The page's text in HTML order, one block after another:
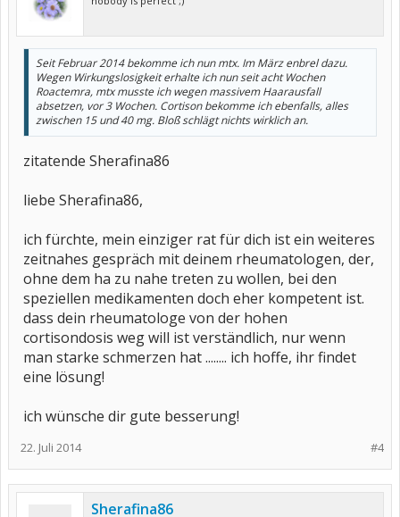
Seit Februar 2014 bekomme ich nun mtx. Im März enbrel dazu.
Wegen Wirkungslosigkeit erhalte ich nun seit acht Wochen
Roactemra, mtx musste ich wegen massivem Haarausfall
absetzen, vor 3 Wochen. Cortison bekomme ich ebenfalls, alles
zwischen 15 und 40 mg. Bloß schlägt nichts wirklich an.
zitatende Sherafina86
liebe Sherafina86,
ich fürchte, mein einziger rat für dich ist ein weiteres
zeitnahes gespräch mit deinem rheumatologen, der,
ohne dem ha zu nahe treten zu wollen, bei den
speziellen medikamenten doch eher kompetent ist.
dass dein rheumatologe von der hohen
cortisondosis weg will ist verständlich, nur wenn
man starke schmerzen hat ........ ich hoffe, ihr findet
eine lösung!
ich wünsche dir gute besserung!
#4
22. Juli 2014
Sherafina86